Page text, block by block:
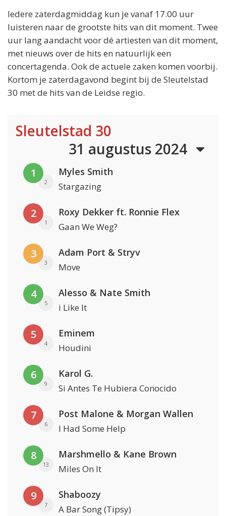
Iedere zaterdagmiddag kun je vanaf 17.00 uur
luisteren naar de grootste hits van dit moment. Twee
uur lang aandacht voor dé artiesten van dit moment,
met nieuws over de hits en natuurlijk een
concertagenda. Ook de actuele zaken komen voorbij.
Kortom je zaterdagavond begint bij de Sleutelstad
30 met de hits van de Leidse regio.
Sleutelstad 30
31 augustus 2024
1
2
Myles Smith
Stargazing
2
1
Roxy Dekker ft. Ronnie Flex
Gaan We Weg?
3
3
Adam Port & Stryv
Move
4
5
Alesso & Nate Smith
i Like It
5
4
Eminem
Houdini
6
9
Karol G.
Si Antes Te Hubiera Conocido
7
6
Post Malone & Morgan Wallen
I Had Some Help
8
13
Marshmello & Kane Brown
Miles On It
9
7
Shaboozy
A Bar Song (Tipsy)